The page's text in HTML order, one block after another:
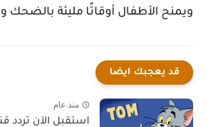
ويمنح الأطفال أوقاتًا مليئة بالضحك
قد يعجبك ايضا
منذ عام